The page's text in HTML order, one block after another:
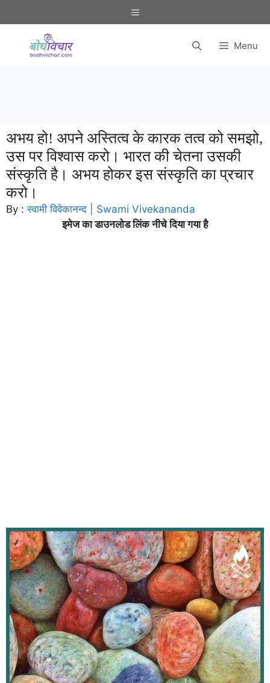
to
Menu
Menu
अभय हो! अपने अस्तित्व के कारक तत्व को समझो,
उस पर विश्वास करो। भारत की चेतना उसकी
संस्कृति है। अभय होकर इस संस्कृति का प्रचार
करो।
By :स्वामी विवेकानन्द | Swami Vivekananda
इमेज का डाउनलोड लिंक नीचे दिया गया है